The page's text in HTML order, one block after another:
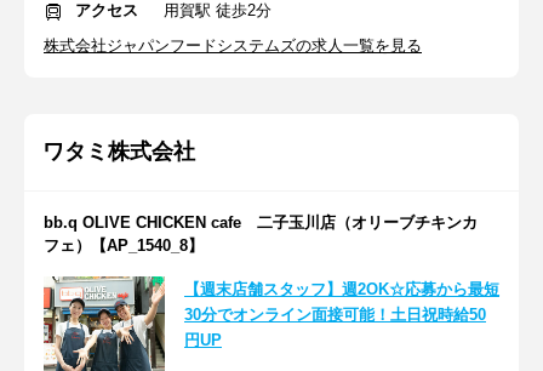
アクセス
用賀駅 徒歩2分
株式会社ジャパンフードシステムズの求人一覧を見る
ワタミ株式会社
bb.q OLIVE CHICKEN cafe 二子玉川店（オリーブチキンカ
フェ）【AP_1540_8】
【週末店舗スタッフ】週2OK☆応募から最短
30分でオンライン面接可能！土日祝時給50
円UP